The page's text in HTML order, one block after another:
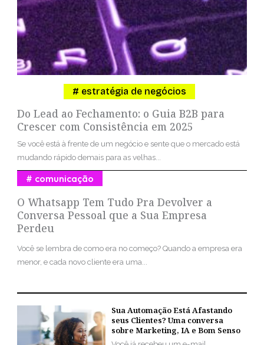
Do Lead ao Fechamento: o Guia B2B para
Crescer com Consistência em 2025
estratégia de negócios
Se você está à frente de um negócio e sente que o mercado está
mudando rápido demais para as velhas...
O Whatsapp Tem Tudo Pra Devolver a
Conversa Pessoal que a Sua Empresa
Perdeu
comunicação
Você se lembra de como era no começo? Quando a empresa era
menor, e cada novo cliente era uma...
Sua Automação Está Afastando
seus Clientes? Uma conversa
sobre Marketing, IA e Bom Senso